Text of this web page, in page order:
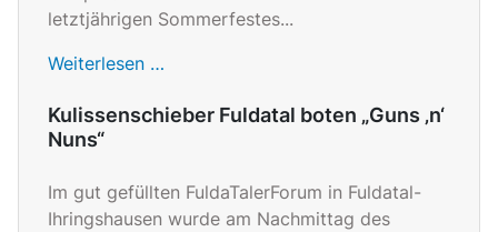
letztjährigen Sommerfestes...
Weiterlesen …
Kulissenschieber Fuldatal boten „Guns ‚n‘
Nuns“
Im gut gefüllten FuldaTalerForum in Fuldatal-
Ihringshausen wurde am Nachmittag des